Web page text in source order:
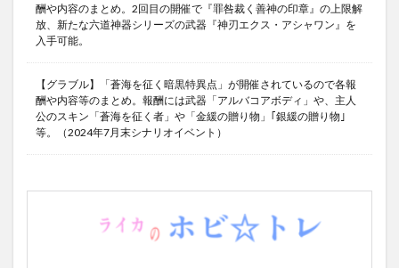
酬や内容のまとめ。2回目の開催で『罪咎裁く善神の印章』の上限解
放、新たな六道神器シリーズの武器『神刃エクス・アシャワン』を
入手可能。
【グラブル】「蒼海を征く暗黒特異点」が開催されているので各報
酬や内容等のまとめ。報酬には武器「アルバコアボディ」や、主人
公のスキン「蒼海を征く者」や「金緩の贈り物」｢銀緩の贈り物｣
等。（2024年7月末シナリオイベント）